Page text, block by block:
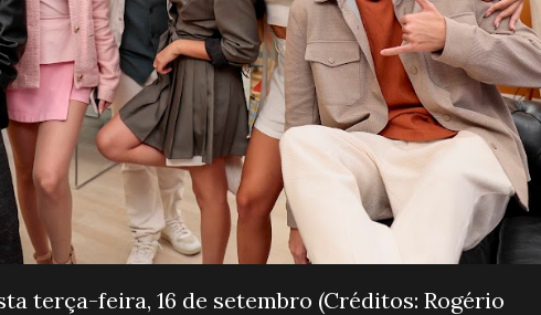
terça-feira, 16 de setembro (Créditos: Rogério